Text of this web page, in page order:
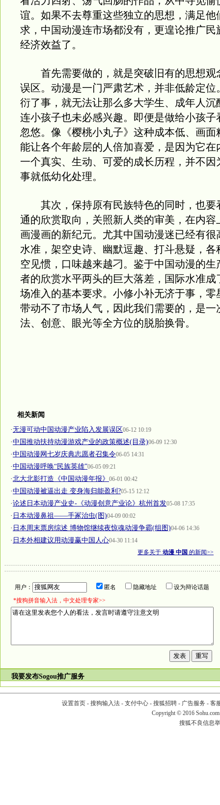
谊。如果不去尊重这些独立的思想，满足他
求，中国动漫连市场都没有，更遑论推广民
经济效益了。
首先需要做的，就是突破旧有的思想观
误区。动漫是一门严肃艺术，并非低龄定位
衍了事，就无法让那么多大学生、成年人沉
连小孩子也未必感兴趣。即便是做给小孩子
忽悠。像《樱桃小丸子》这种成本低、画面
能让各个年龄层的人倍加喜爱，是因为它在
一个真实、生动、可爱的成长历程，并不因
事就低幼化处理。
其次，保持原有民族特色的同时，也要
通的欣赏取向，关照新人类的审美，在内容
画漫画的新纪元。尤其中国动漫迷已经有很
水准，架空史诗、幽默逗趣、打斗悬疑，各
空见惯，口味越来越刁。鉴于中国动漫的生
者的欣赏水平两头的巨大落差，国际水准成
场准入的基本要求。小修小补无济于事，零
带动不了市场人气，因此我们需要的，是一
法、创意、眼光等全方位的脱胎换骨。
相关新闻
·无漫可动中国动漫产业陷入发展误区06-12 10:19
·中国推动扶持动漫游戏产业的政策概述(目录)06-09 12:30
·中国动漫网七岁庆典志愿者召集令06-05 14:31
·中国动漫呼唤“民族英雄”06-05 09:21
·北大北影打造《中国动漫年报》 06-01 00:42
·中国动漫被逼出走 变身海归能盈利?05-15 12:12
·论述日本动漫产业史-《动漫创意产业论》杭州首发05-08 17:35
· 日本动漫鼻祖——手冢治虫(图)04-09 00:02
· 日本周末票房综述 博物馆继续夜惊魂动漫争霸(组图)04-06 14:36
· 日本外相建议用动漫赢中国人心04-30 11:14
更多关于 动漫 中国 的新闻>>
用户： 匿名 隐藏地址
设为辩论话题
*搜狗拼音输入法，中文处理专家>>
我要发布Sogou推广服务
设置首页- 搜狗输入法- 支付中心- 搜狐招聘- 广告服务 - 客
Copyright © 2016
搜狐不良信息